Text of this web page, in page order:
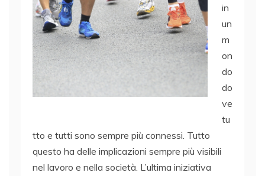
in
un
m
on
do
do
ve
tu
tto e tutti sono sempre più connessi. Tutto
questo ha delle implicazioni sempre più visibili
nel lavoro e nella società. L’ultima iniziativa